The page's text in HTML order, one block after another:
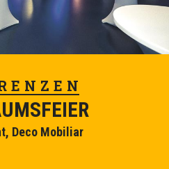
Deco Mobiliar